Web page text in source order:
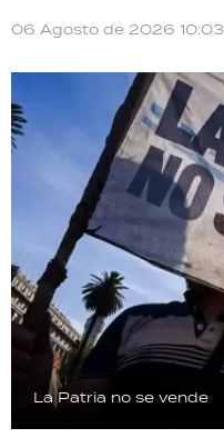
06 Agosto de 2026 10:03
La Patria no se vende